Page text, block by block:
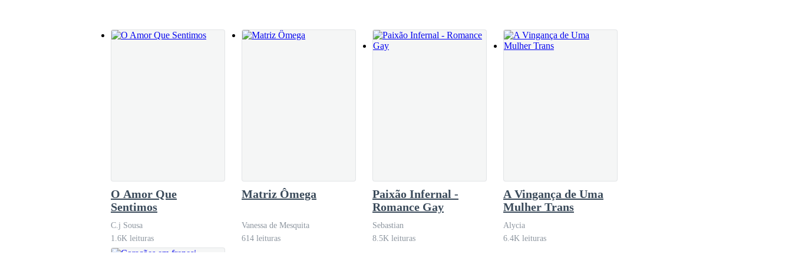
Oh, por favor... -Minha voz era falha, eu estava implorando para ser comida ali mesmo.
- Xiu... - Depositou mais um tapa em minha bunda, me fazendo calar. -
O Amor Que
Sentimos
C.j Sousa
1.6K leituras
Matriz Ômega
Vanessa de Mesquita
614 leituras
Paixão Infernal -
Romance Gay
Sebastian
8.5K leituras
A Vingança de Uma
Mulher Trans
Alycia
6.4K leituras